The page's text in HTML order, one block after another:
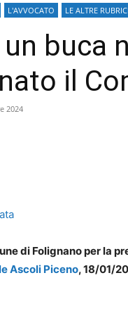
L'AVVOCATO LE ALTRE
un buca
il
2024
di Folignano per la
Ascoli Piceno, 18/01/